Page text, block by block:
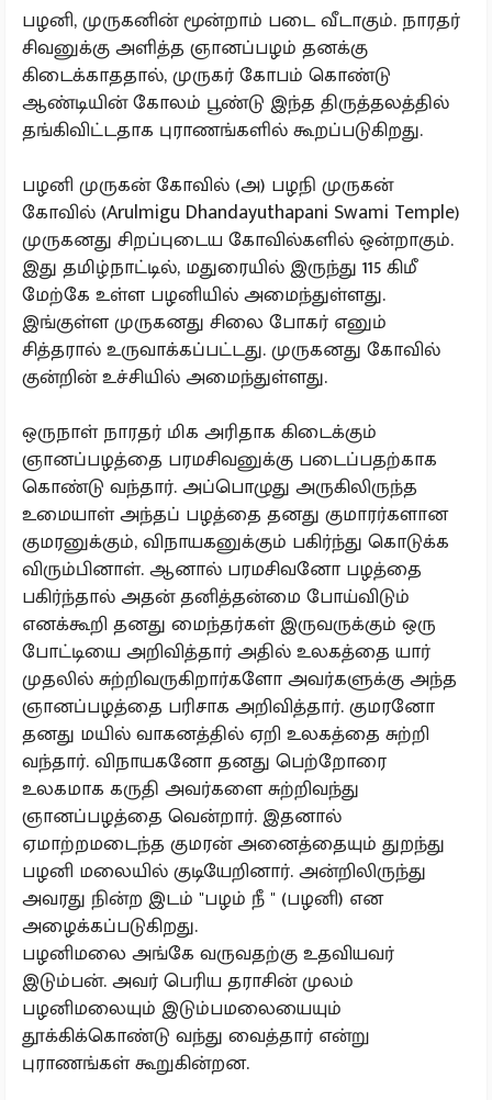
பழனி, முருகனின் மூன்றாம் படை வீடாகும். நாரதர்
சிவனுக்கு அளித்த ஞானப்பழம் தனக்கு
கிடைக்காததால், முருகர் கோபம் கொண்டு
ஆண்டியின் கோலம் பூண்டு இந்த திருத்தலத்தில்
தங்கிவிட்டதாக புராணங்களில் கூறப்படுகிறது.
பழனி முருகன் கோவில் (அ) பழநி முருகன்
கோவில் (Arulmigu Dhandayuthapani Swami Temple)
முருகனது சிறப்புடைய கோவில்களில் ஒன்றாகும்.
இது தமிழ்நாட்டில், மதுரையில் இருந்து 115 கிமீ
மேற்கே உள்ள பழனியில் அமைந்துள்ளது.
இங்குள்ள முருகனது சிலை போகர் எனும்
சித்தரால் உருவாக்கப்பட்டது. முருகனது கோவில்
குன்றின் உச்சியில் அமைந்துள்ளது.
ஒருநாள் நாரதர் மிக அரிதாக கிடைக்கும்
ஞானப்பழத்தை பரமசிவனுக்கு படைப்பதற்காக
கொண்டு வந்தார். அப்பொழுது அருகிலிருந்த
உமையாள் அந்தப் பழத்தை தனது குமாரர்களான
குமரனுக்கும், விநாயகனுக்கும் பகிர்ந்து கொடுக்க
விரும்பினாள். ஆனால் பரமசிவனோ பழத்தை
பகிர்ந்தால் அதன் தனித்தன்மை போய்விடும்
எனக்கூறி தனது மைந்தர்கள் இருவருக்கும் ஒரு
போட்டியை அறிவித்தார் அதில் உலகத்தை யார்
முதலில் சுற்றிவருகிறார்களோ அவர்களுக்கு அந்த
ஞானப்பழத்தை பரிசாக அறிவித்தார். குமரனோ
தனது மயில் வாகனத்தில் ஏறி உலகத்தை சுற்றி
வந்தார். விநாயகனோ தனது பெற்றோரை
உலகமாக கருதி அவர்களை சுற்றிவந்து
ஞானப்பழத்தை வென்றார். இதனால்
ஏமாற்றமடைந்த குமரன் அனைத்தையும் துறந்து
பழனி மலையில் குடியேறினார். அன்றிலிருந்து
அவரது நின்ற இடம் "பழம் நீ " (பழனி) என
அழைக்கப்படுகிறது.
பழனிமலை அங்கே வருவதற்கு உதவியவர்
இடும்பன். அவர் பெரிய தராசின் முலம்
பழனிமலையும் இடும்பமலையையும்
தூக்கிக்கொண்டு வந்து வைத்தார் என்று
புராணங்கள் கூறுகின்றன.